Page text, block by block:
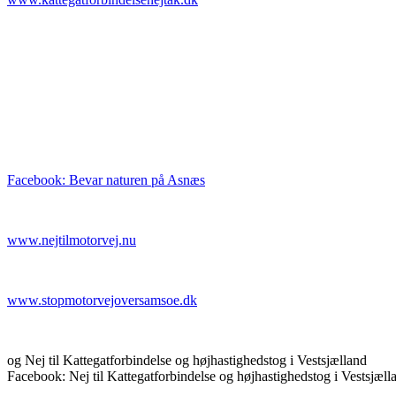
Facebook: Bevar naturen på Asnæs
www.nejtilmotorvej.nu
www.stopmotorvejoversamsoe.dk
og Nej til Kattegatforbindelse og højhastighedstog i Vestsjælland
Facebook: Nej til Kattegatforbindelse og højhastighedstog i